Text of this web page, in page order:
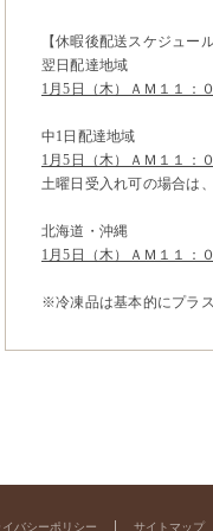
【休暇後配送スケジュール
翌日配達地域
1月5日（木）ＡＭ１１：
中1日配達地域
1月5日（木）ＡＭ１１：
土曜日受入れ可の場合は
北海道・沖縄
1月5日（木）ＡＭ１１：
※冷凍品は基本的にプラ
イバシーポリシー サイトマップ